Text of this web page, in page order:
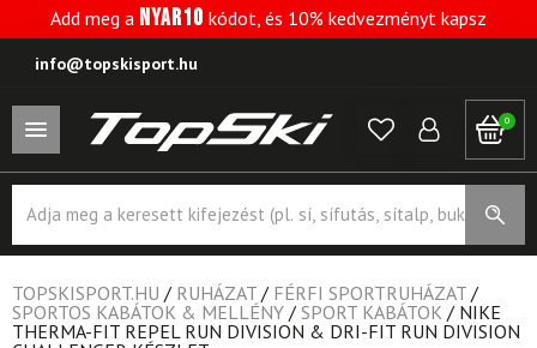
Add meg a NYAR10 kódot, és 10% kedvezményt kapsz
info@topskisport.hu
0
search
TOPSKISPORT.HU / RUHÁZAT / FÉRFI SPORTRUHÁZAT /
SPORTOS KABÁTOK & MELLÉNY / SPORT KABÁTOK / NIKE
THERMA-FIT REPEL RUN DIVISION & DRI-FIT RUN DIVISION